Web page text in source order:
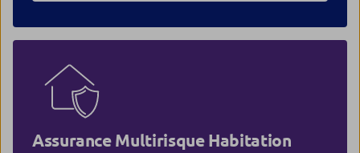
Assurance Multirisque Habitation